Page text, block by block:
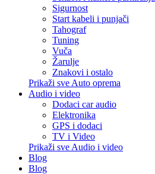
Sigurnost
Start kabeli i punjači
Tahograf
Tuning
Vuča
Žarulje
Znakovi i ostalo
Prikaži sve Auto oprema
Audio i video
Dodaci car audio
Elektronika
GPS i dodaci
TV i Video
Prikaži sve Audio i video
Blog
Blog